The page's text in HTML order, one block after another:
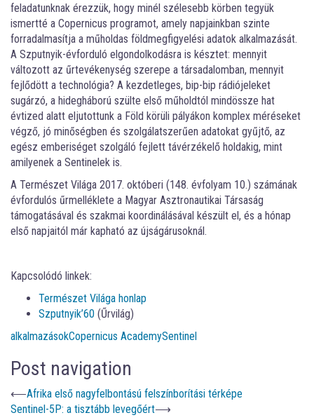
feladatunknak érezzük, hogy minél szélesebb körben tegyük
ismertté a Copernicus programot, amely napjainkban szinte
forradalmasítja a műholdas földmegfigyelési adatok alkalmazását.
A Szputnyik-évforduló elgondolkodásra is késztet: mennyit
változott az űrtevékenység szerepe a társadalomban, mennyit
fejlődött a technológia? A kezdetleges, bip-bip rádiójeleket
sugárzó, a hidegháború szülte első műholdtól mindössze hat
évtized alatt eljutottunk a Föld körüli pályákon komplex méréseket
végző, jó minőségben és szolgálatszerűen adatokat gyűjtő, az
egész emberiséget szolgáló fejlett távérzékelő holdakig, mint
amilyenek a Sentinelek is.
A Természet Világa 2017. októberi (148. évfolyam 10.) számának
évfordulós űrmelléklete a Magyar Asztronautikai Társaság
támogatásával és szakmai koordinálásával készült el, és a hónap
első napjaitól már kapható az újságárusoknál.
Kapcsolódó linkek:
Természet Világa honlap
Szputnyik’60 (Űrvilág)
alkalmazásokCopernicus AcademySentinel
Post navigation
⟵Afrika első nagyfelbontású felszínborítási térképe
Sentinel-5P: a tisztább levegőért⟶